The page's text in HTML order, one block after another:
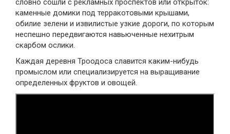
словно сошли с рекламных проспектов или открыток:
каменные домики под терракотовыми крышами,
обилие зелени и извилистые узкие дороги, по которым
неспешно передвигаются навьюченные нехитрым
скарбом ослики.
Каждая деревня Троодоса славится каким-нибудь
промыслом или специализируется на выращивание
определенных фруктов и овощей.